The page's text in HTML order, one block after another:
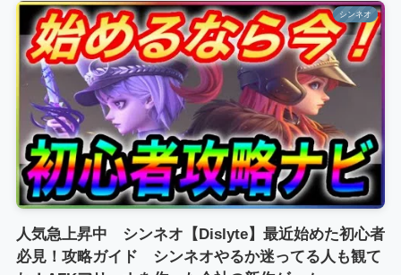
シンネオ
人気急上昇中 シンネオ【Dislyte】最近始めた初心者
必見！攻略ガイド シンネオやるか迷ってる人も観て